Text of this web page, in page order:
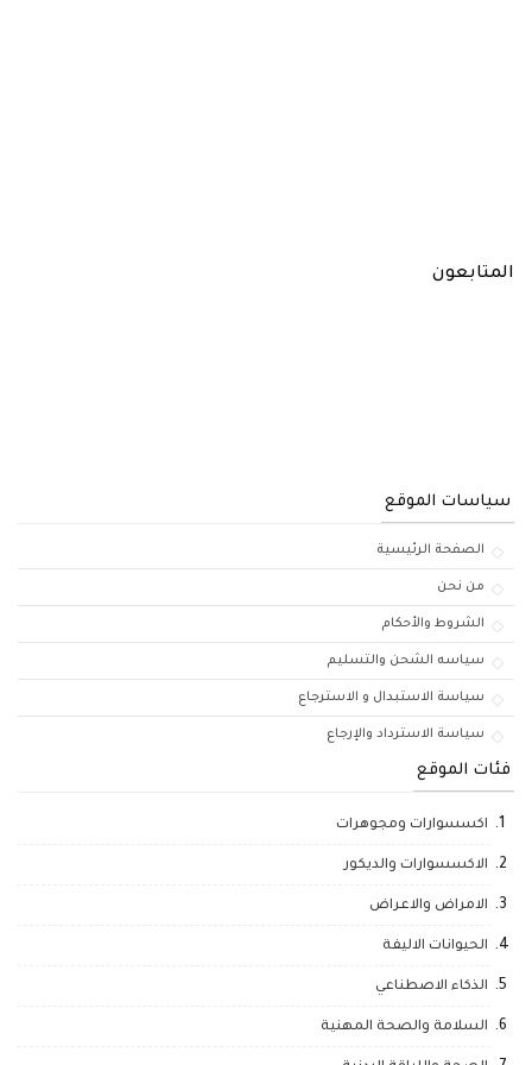
المتابعون
سياسات الموقع
الصفحة الرئيسية
من نحن
الشروط والأحكام
سياسه الشحن والتسليم
سياسة الاستبدال و الاسترجاع
سياسة الاسترداد والإرجاع
فئات الموقع
اكسسوارات ومجوهرات
الاكسسوارات والديكور
الامراض والاعراض
الحيوانات الاليفة
الذكاء الاصطناعي
السلامة والصحة المهنية